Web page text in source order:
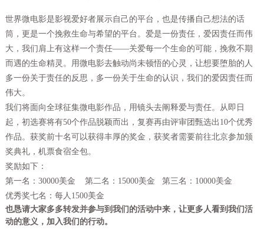
世界微电影是影视爱好者展示自己的平台，也是传播自己想法的话
筒，更是一个挽救生命与希望的平台。爱是一份责任，爱因责任而伟
大，我们肩上有这样一个责任——关爱每一个生命的可能，挽救不期
而遇的生命精灵。用微电影去触动尚未顿悟的心灵，让想要堕胎的人
多一份关于责任的反思，多一份关于生命的认识，我们的爱因责任而
伟大。
我们将面向全球征集微电影作品，用镜头去阐释爱与责任。从即日
起，初选赛将有50个作品脱颖而出，复赛再由评审团甄选出10个优秀
作品。获奖前十名可以获得丰厚的奖金，获奖者需要前往北京参加颁
奖典礼，机票食宿全包。
奖励如下：
第一名：30000美金 第二名：15000美金 第三名：10000美金
优秀奖七名：每人1500美金
也恳请大家多多转发并参与到我们的活动中来，让更多人看到我们活
动的意义，加入我们的行动。